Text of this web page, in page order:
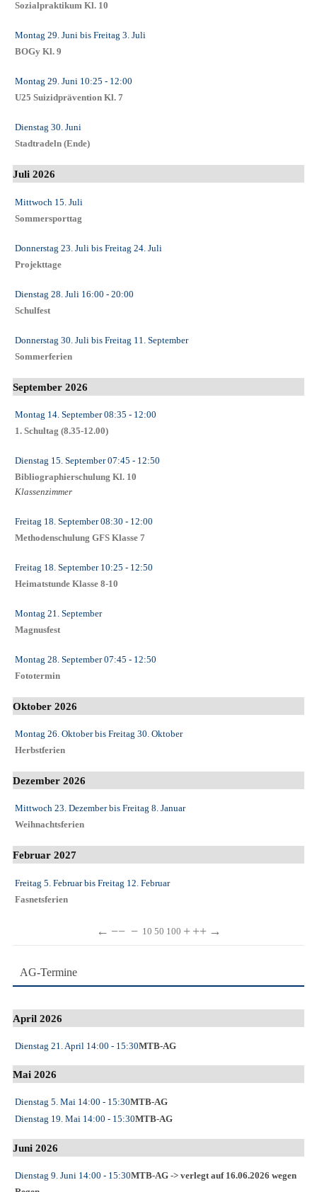
Sozialpraktikum Kl. 10
Montag 29. Juni bis Freitag 3. Juli
BOGy Kl. 9
Montag 29. Juni 10:25 - 12:00
U25 Suizidprävention Kl. 7
Dienstag 30. Juni
Stadtradeln (Ende)
Juli 2026
Mittwoch 15. Juli
Sommersporttag
Donnerstag 23. Juli bis Freitag 24. Juli
Projekttage
Dienstag 28. Juli 16:00 - 20:00
Schulfest
Donnerstag 30. Juli bis Freitag 11. September
Sommerferien
September 2026
Montag 14. September08:35 - 12:00
1. Schultag (8.35-12.00)
Dienstag 15. September07:45 - 12:50
Bibliographierschulung Kl. 10
Klassenzimmer
Freitag 18. September08:30 - 12:00
Methodenschulung GFS Klasse 7
Freitag 18. September10:25 - 12:50
Heimatstunde Klasse 8-10
Montag 21. September
Magnusfest
Montag 28. September07:45 - 12:50
Fototermin
Oktober 2026
Montag 26. Oktoberbis Freitag 30. Oktober
Herbstferien
Dezember 2026
Mittwoch 23. Dezemberbis Freitag 8. Januar
Weihnachtsferien
Februar 2027
Freitag 5. Februarbis Freitag 12. Februar
Fasnetsferien
← −− − 10 50 100 + ++ →
AG-Termine
April 2026
Dienstag 21. April 14:00 - 15:30MTB-AG
Mai 2026
Dienstag 5. Mai 14:00 - 15:30MTB-AG
Dienstag 19. Mai 14:00 - 15:30MTB-AG
Juni 2026
Dienstag 9. Juni 14:00 - 15:30MTB-AG -> verlegt auf 16.06.2026 wegen